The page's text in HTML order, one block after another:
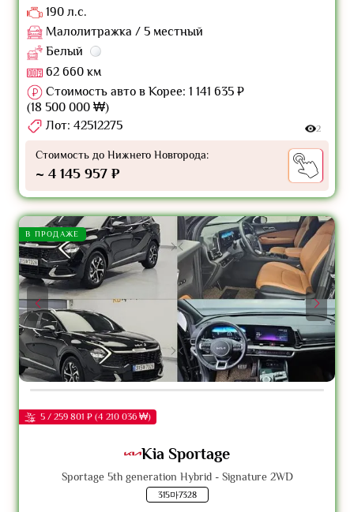
190 л.с.
Малолитражка / 5 местный
Белый
62 660 км
Стоимость авто в Корее: 1 141 635 ₽
(18 500 000 ₩)
Лот: 42512275
2
Стоимость до Нижнего Новгорода:
~ 4 145 957 ₽
В ПРОДАЖЕ
5 / 259 801 ₽ (4 210 036 ₩)
Kia Sportage
Sportage 5th generation Hybrid - Signature 2WD
315마7328